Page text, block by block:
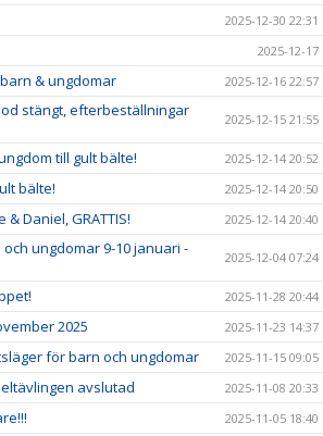
2025-12-30 22:31
2025-12-17
& ungdomar 2025-12-16 22:57
stängt, efterbeställningar
2025-12-15 21:55
till gult bälte! 2025-12-14 20:52
bälte! 2025-12-14 20:50
Daniel, GRATTIS! 2025-12-14 20:40
ungdomar 9-10 januari -
2025-12-04 07:24
2025-11-28 20:44
2025 2025-11-23 14:37
för barn och ungdomar 2025-11-15 09:05
avslutad 2025-11-08 20:33
2025-11-05 18:40